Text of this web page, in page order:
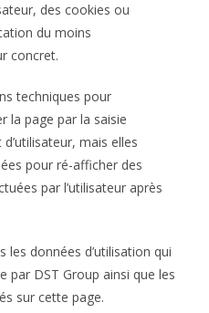
des cookies ou
du moins
concret.
techniques pour
la page par la saisie
mais elles
pour ré-afficher des
par l’utilisateur après
les données d’utilisation qui
par DST Group ainsi que les
sur cette page.